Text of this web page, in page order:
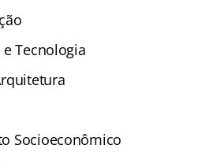
Tecnologia
Socioeconômico